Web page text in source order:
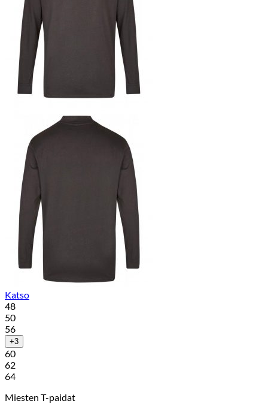
Katso
48
50
56
+3
60
62
64
Miesten T-paidat